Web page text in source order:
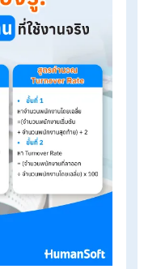
อน (สูงสุดไม่เกิน
ปี2569เพดานเงินสมทบปร
ลา (OT)
ดือน ÷ 30 ÷ ชั่วโมงทำงาน